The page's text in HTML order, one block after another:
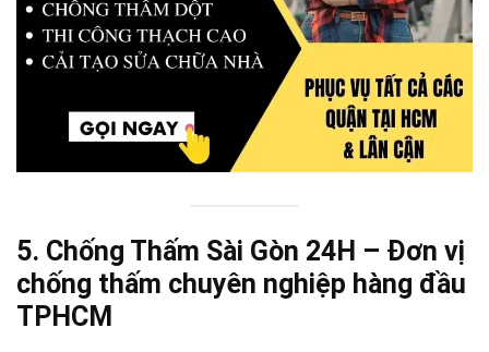
5. Chống Thấm Sài Gòn 24H – Đơn vị
chống thấm chuyên nghiệp hàng đầu
TPHCM